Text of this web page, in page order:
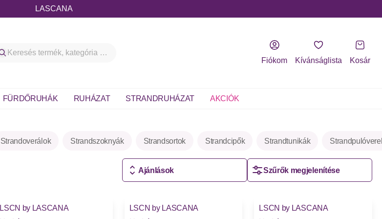
LASCANA
Fiókom Kívánságlista Kosár
FÜRDŐRUHÁK RUHÁZAT STRANDRUHÁZAT AKCIÓK
Strandoverálok Strandszoknyák Strandsortok Strandcipők Strandtunikák
Ajánlások Szűrők megjelenítése
LSCN by LASCANA
LSCN by LASCANA
LSCN by LASCANA